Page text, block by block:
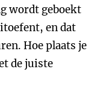
wordt geboekt
en dat
Hoe plaats je
de juiste